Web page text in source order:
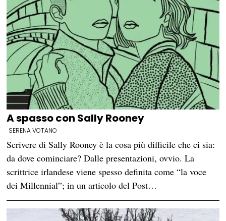
A spasso con Sally Rooney
SERENA VOTANO
Scrivere di Sally Rooney è la cosa più difficile che ci sia:
da dove cominciare? Dalle presentazioni, ovvio. La
scrittrice irlandese viene spesso definita come “la voce
dei Millennial”; in un articolo del Post…